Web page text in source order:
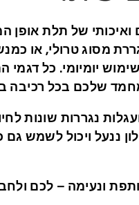
ואיכותי של תלת אופן
מסוג טרולי, או
יומיומי. כל
שלכם בכל רכיבה
נגררות שונות
ננעל ויכול לשמש
ונעימה – לכם